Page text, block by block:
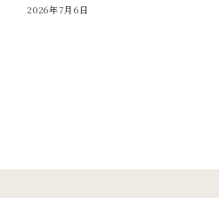
2026年7月6日